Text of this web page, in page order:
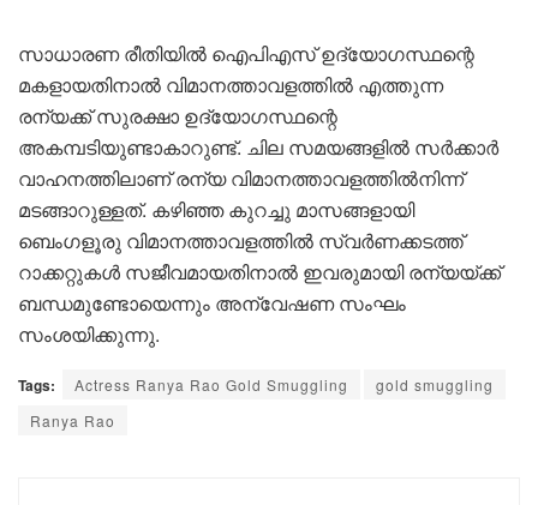
സാധാരണ രീതിയില്‍ ഐപിഎസ് ഉദ്യോഗസ്ഥന്റെ
മകളായതിനാല്‍ വിമാനത്താവളത്തില്‍ എത്തുന്ന
രന്യക്ക് സുരക്ഷാ ഉദ്യോഗസ്ഥന്റെ
അകമ്പടിയുണ്ടാകാറുണ്ട്. ചില സമയങ്ങളില്‍ സര്‍ക്കാര്‍
വാഹനത്തിലാണ് രന്യ വിമാനത്താവളത്തില്‍നിന്ന്
മടങ്ങാറുള്ളത്. കഴിഞ്ഞ കുറച്ചു മാസങ്ങളായി
ബെംഗളൂരു വിമാനത്താവളത്തില്‍ സ്വര്‍ണക്കടത്ത്
റാക്കറ്റുകള്‍ സജീവമായതിനാല്‍ ഇവരുമായി രന്യയ്ക്ക്
ബന്ധമുണ്ടോയെന്നും അന്വേഷണ സംഘം
സംശയിക്കുന്നു.
Tags: Actress Ranya Rao Gold Smuggling
gold smuggling
Ranya Rao